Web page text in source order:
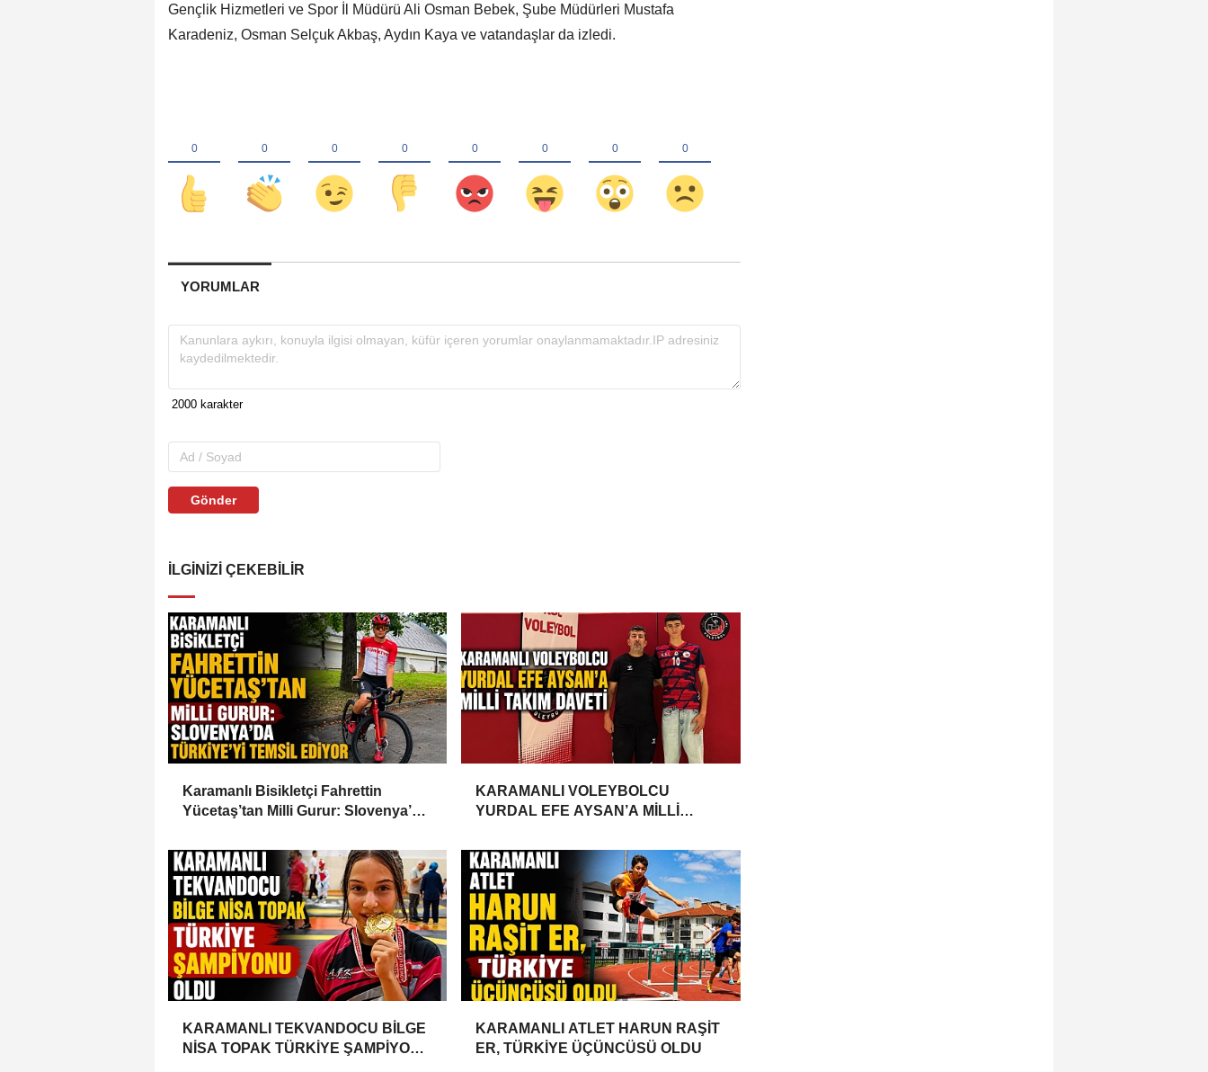
Gençlik Hizmetleri ve Spor İl Müdürü Ali Osman Bebek, Şube Müdürleri Mustafa
Karadeniz, Osman Selçuk Akbaş, Aydın Kaya ve vatandaşlar da izledi.
YORUMLAR
Gönder
İLGINIZI ÇEKEBILIR
Karamanlı Bisikletçi Fahrettin
Yücetaş’tan Milli Gurur: Slovenya’da
KARAMANLI VOLEYBOLCU
YURDAL EFE AYSAN’A MİLLİ
KARAMANLI TEKVANDOCU BİLGE
NİSA TOPAK TÜRKİYE ŞAMPİYONU
KARAMANLI ATLET HARUN RAŞİT
ER, TÜRKİYE ÜÇÜNCÜSÜ OLDU